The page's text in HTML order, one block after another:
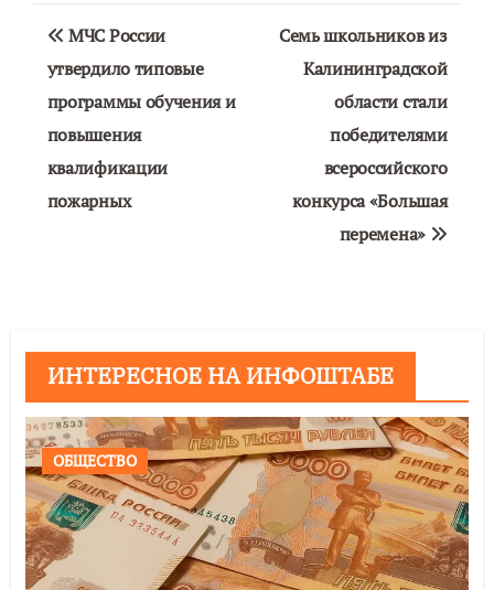
Навигация
по
записям
МЧС России
утвердило типовые
программы обучения и
повышения
квалификации
пожарных
Семь школьников из
Калининградской
области стали
победителями
всероссийского
конкурса «Большая
перемена»
ИНТЕРЕСНОЕ НА ИНФОШТАБЕ
ОБЩЕСТВО